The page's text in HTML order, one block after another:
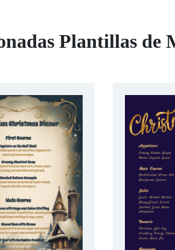
Plantillas de